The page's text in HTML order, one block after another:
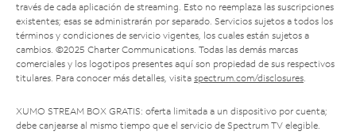
través de cada aplicación de streaming. Esto no reemplaza las suscripciones
existentes; esas se administrarán por separado. Servicios sujetos a todos los
términos y condiciones de servicio vigentes, los cuales están sujetos a
cambios. ©2025 Charter Communications. Todas las demás marcas
comerciales y los logotipos presentes aquí son propiedad de sus respectivos
titulares. Para conocer más detalles, visita spectrum.com/disclosures.
XUMO STREAM BOX GRATIS: oferta limitada a un dispositivo por cuenta;
debe canjearse al mismo tiempo que el servicio de Spectrum TV elegible.